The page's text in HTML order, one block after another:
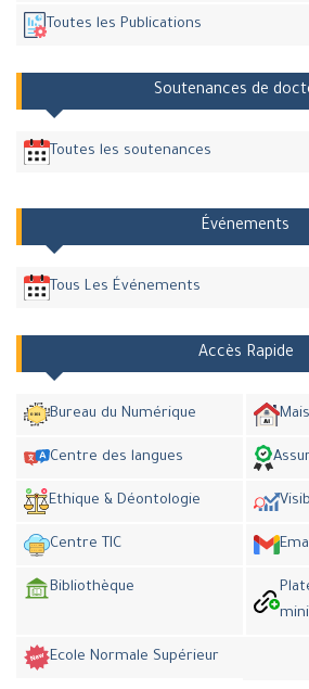
Toutes les Publications
Soutenances de
Toutes les soutenances
Événements
Tous Les Événements
Accès Rapide
Bureau du Numérique
Centre des langues
Ethique & Déontologie
Centre TIC
Bibliothèque
Ecole Normale Supérieur